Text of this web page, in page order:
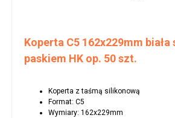
Koperta C5 162x229mm
paskiem HK op. 50 szt.
Koperta z taśmą silikonową
Format: C5
Wymiary: 162x229mm